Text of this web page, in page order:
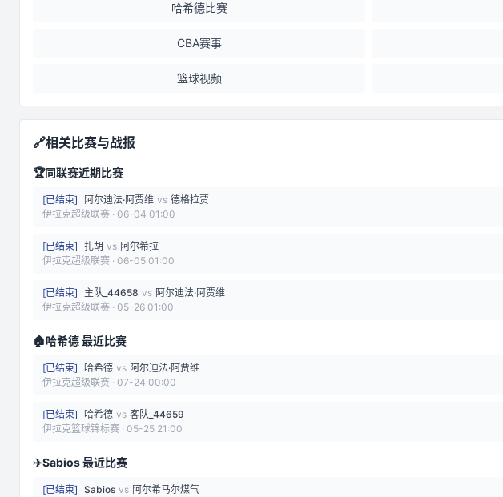
哈希德比赛
CBA赛事
篮球视频
🔗相关比赛与战报
🏆同联赛近期比赛
[已结束] 阿尔迪法·阿贾维 vs 德格拉贾
伊拉克超级联赛 · 06-04 01:00
[已结束] 扎胡 vs 阿尔希拉
伊拉克超级联赛 · 06-05 01:00
[已结束] 主队_44658 vs 阿尔迪法·阿贾维
伊拉克超级联赛 · 05-26 01:00
🏠哈希德 最近比赛
[已结束] 哈希德 vs 阿尔迪法·阿贾维
伊拉克超级联赛 · 07-24 00:00
[已结束] 哈希德 vs 客队_44659
伊拉克篮球锦标赛 · 05-25 21:00
✈️Sabios 最近比赛
[已结束] Sabios vs 阿尔希马尔煤气